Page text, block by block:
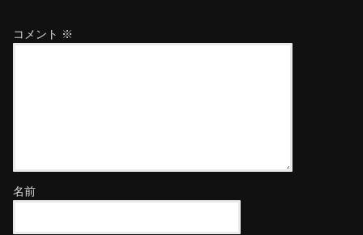
コメント ※
名前